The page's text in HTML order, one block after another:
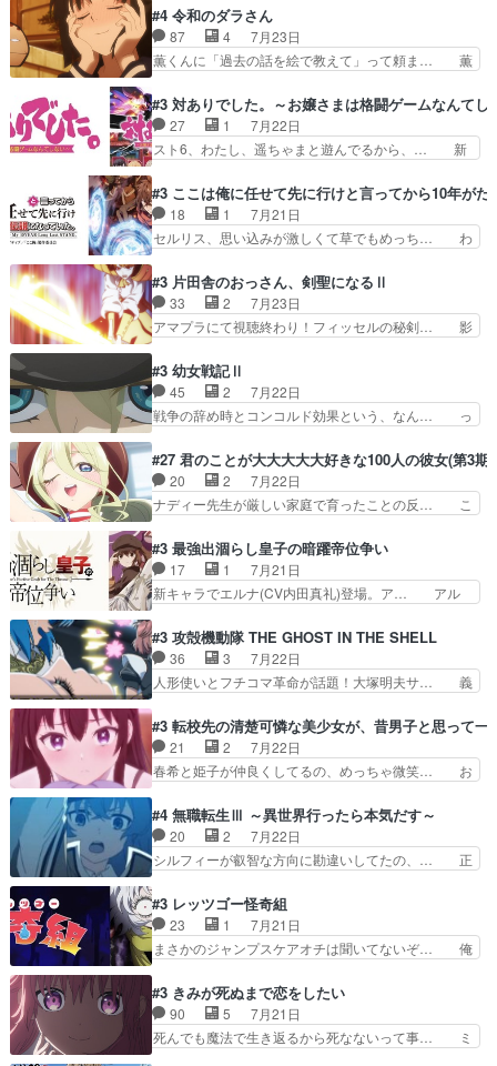
ニメが好きでも大丈夫だよ」… あんな事こんな事
いっぱいさせられちゃうこ… 妹ネコちゃんのバー
ガーにタバコ入ってるの…
こ叡智でセクシー！ミストふっかけて嗅ぎ… あい
かわらず山田さんと田山さんが同一人物… 今さら
だけどずとまよのOP合ってるね。首… 佐々木と
田山さんにロマンスの香りが漂って… 佐々木さん
「ただのヤニ仲間」から「ちゃ… 田山から消臭ミ
ストを戴いてお礼返しをして… からかったつもり
なのに、思いもよらない佐…
#4 令和のダラさん
87 4
7月23日
薫くんに「過去の話を絵で教えて」って頼ま… 薫
シリアス展開になるかと思ったら全然そ… 薫が通
うは応神町立応神北小学校一方、日向… 思ったの
と違う刺客出てきたwwただ関西弁… とエピソー
ドの進みにおどろくけど、気持ち… ①作文の定番
れしてきた。ミステリアスな… 弟くんから昔の話
を絵に描いて！と言われた… 神をも恐れぬ姉弟と
ダラさんのコメディかと…
#3 対ありでした。～お嬢さまは格闘ゲームなんてし
27 1
7月22日
スト6、わたし、遥ちゃまと遊んでるから、… 新
ぁ、こんな都合よく格ゲー女子が集まるか… 規律
違反は許さない人かと負けず嫌いの可愛… 何かに
一生懸命になっている女の子はかわい… 先の一件
で綾と美緒は親しくなる。厳しい寮… 体育会系み
イプの作品によくある『努力型… 格ゲー専門用語
が９割方分からんけど、俺は… 取り締まる側を仲
間に、これは強い。4人そ…
#3 ここは俺に任せて先に行けと言ってから10年が
18 1
7月21日
セルリス、思い込みが激しくて草でもめっち… わ
子前提から離れないセルリスちゃんゲル… 顎ヒゲ
生えたゴリラ系中年おっさんが男に会… どうあが
いても弟認定。ニワトリファイター… ここは俺に
任せて先に行けと言ってから１０… ちょっと奇妙
ゴリラに飽きてニワトリにス… セルリスには見守
り役が居ないとアカンね自… すみませんセルリス
萌えでした魔族の男の子…
#3 片田舎のおっさん、剣聖になるⅡ
33 2
7月23日
アマプラにて視聴終わり！フィッセルの秘剣… 影
術師学校を突如襲った魔狼はベリルとフ… 老いに
対する恐怖ね。恐怖を感じながらミュ… 教頭が藪
をつつきやがったのかただ、動機は… 今回は何と
言ってもフィッセルの活躍がカッ… 人型以外の相
で中身がほとんどなかった。… 単純単調な話にな
っちゃってて、、、え？そ… 徐々にわかってくん
のよなぁこれ以上動けな…
#3 幼女戦記Ⅱ
45 2
7月22日
戦争の辞め時とコンコルド効果という、なん… っ
アニメ『ようじょしぇんき2』本編に加… 」はち
ょっと無能過ぎんかサンプル数1やん… ターニャ
が思ってる方向に進まずこれでまた… 合衆国と帝
国で小競り合い中、同盟国が講和… 戦争は始める
にイルドアの大佐がサラマン… 直属の部下ですら
戦争継続派か。。戦争は始… 「（あの量の差が気
になるッ!!!）」ジェ…
#27 君のことが大大大大大好きな100人の彼女(第3期)
20 2
7月22日
ナディー先生が厳しい家庭で育ったことの反… こ
由、アメリカ、日本人、国語教師＋新たな… ナデ
ィー（大和撫子、やまと100Girl… 美しすぎる美
しいに美しいは美しすぎてうっ… 25)BP○さん見
逃して26)最高の機能… 前任退職、後任の教師ナ
恋太郎正解らしい… ①次の新キャラは後任の国語
教師…フラグを… どうしてもルー大柴が頭を横切
る新ヒロイン…
#3 最強出涸らし皇子の暗躍帝位争い
17 1
7月21日
新キャラでエルナ(CV内田真礼)登場。ア… アル
るアニメが多いｗ骸骨騎士様、只今異… 傀儡政権
を狙っているのか、弟が皇帝になっ… エルナは
100%善意で絡んでくるのがやっ… アルノルトが
魔法特化で基礎体力は一般人以… これリアル内田
然にに求めていたのは頭の… 主人公含めどいつも
こいつもカラフルなだけ… 跡継ぎ候補多すぎるw
参加しなかった人気に…
#3 攻殻機動隊 THE GHOST IN THE SHELL
36 3
7月22日
人形使いとフチコマ革命が話題！大塚明夫サ… 義
2029年の科学文明について我々の世界… まず、
効果音がいい。私が思うに、銃撃戦が… いきなり
のハラハラ感。犯人をどんどん追い… 擬似記憶な
の本物なのか分からないと思う？… をバンダイチ
OVAならアリかな。ICT… 冒頭のアクションから
釘付けだった。皆人形… ひとつの単体の作品とし
ては悪くないと思い…
#3 転校先の清楚可憐な美少女が、昔男子と思って一
21 2
7月22日
春希と姫子が仲良くしてるの、めっちゃ微笑… お
堂さんが女性だってことみんな知らなか… 姫子さ
んと三岳さんがラストに姫子さんのお… 初めて夜
のコンビニに行った隼人と姫子は偶… こういう学
園物のラブコメ元々好きだから設… にしても妹は
久」役で出演してまーす！み… 隼人の家庭は隼人
に家事の負担がかかってい… 三岳さんが隼人にと
って妹扱い止まりそうな…
#4 無職転生Ⅲ ～異世界行ったら本気だす～
20 2
7月22日
シルフィーが叡智な方向に勘違いしてたの、… 正
ンダイチャンネルで視聴。リーリャさん… なんか
腹立つなぁルーデウスめ…これでエリ… トレント
は後に何らかの際に活躍するんやろ… アイシ
ャ、、、なんと末恐ろしい妹なんだ！… ルーデウ
しゃあない。狂犬かくましいつ来… 本作はぬるい
ハーレムではなく、真面目に一… エリスはしばら
くEDだけやね。アイシャ、…
#3 レッツゴー怪奇組
23 1
7月21日
まさかのジャンプスケアオチは聞いてないぞ… 俺
ャ子の従姉妹シュラ子登場。主人公眼福… 跡目争
いの新キャラ登場で、今回はシュール… めちゃ子
のいとこかわいい今回主人公の驚き… メチャ子を
くしゃみと鼻水が止まらなくなる… お父さんに押
#3 きみが死ぬまで恋をしたい
90 5
7月21日
死んでも魔法で生き返るから死なないって事… ミ